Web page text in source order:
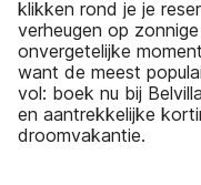
klikken rond je je
verheugen op
onvergetelijke
want de meest
vol: boek nu bij
en aantrekkelijke
droomvakantie.